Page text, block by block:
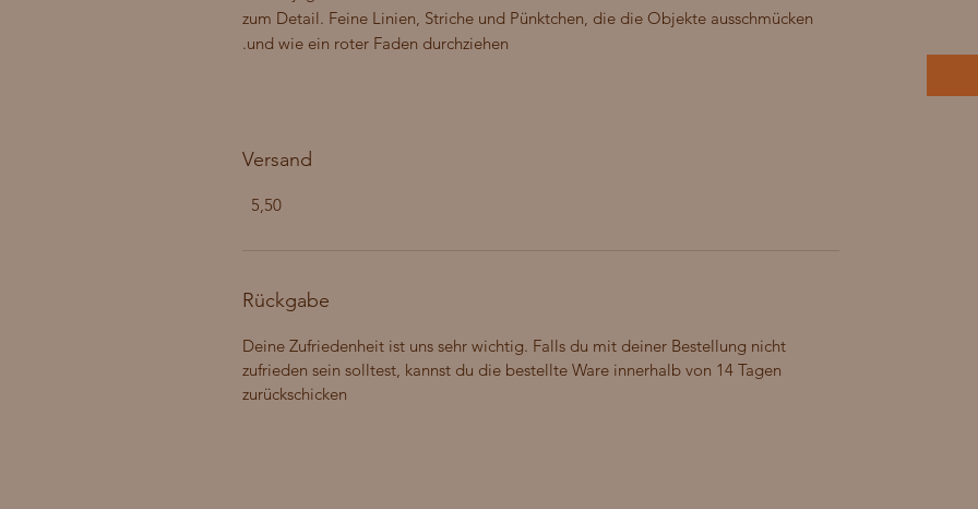
zum Detail. Feine Linien, Striche und Pünktchen, die die Objekte ausschmücken
und wie ein roter Faden durchziehen.
Versand
5,50
Rückgabe
Deine Zufriedenheit ist uns sehr wichtig. Falls du mit deiner Bestellung nicht
zufrieden sein solltest, kannst du die bestellte Ware innerhalb von 14 Tagen
zurückschicken